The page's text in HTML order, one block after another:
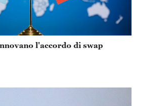
l'accordo di swap